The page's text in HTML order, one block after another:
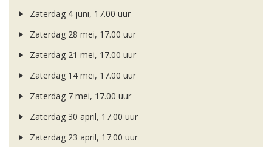
Zaterdag 4 juni, 17.00 uur
Zaterdag 28 mei, 17.00 uur
Zaterdag 21 mei, 17.00 uur
Zaterdag 14 mei, 17.00 uur
Zaterdag 7 mei, 17.00 uur
Zaterdag 30 april, 17.00 uur
Zaterdag 23 april, 17.00 uur